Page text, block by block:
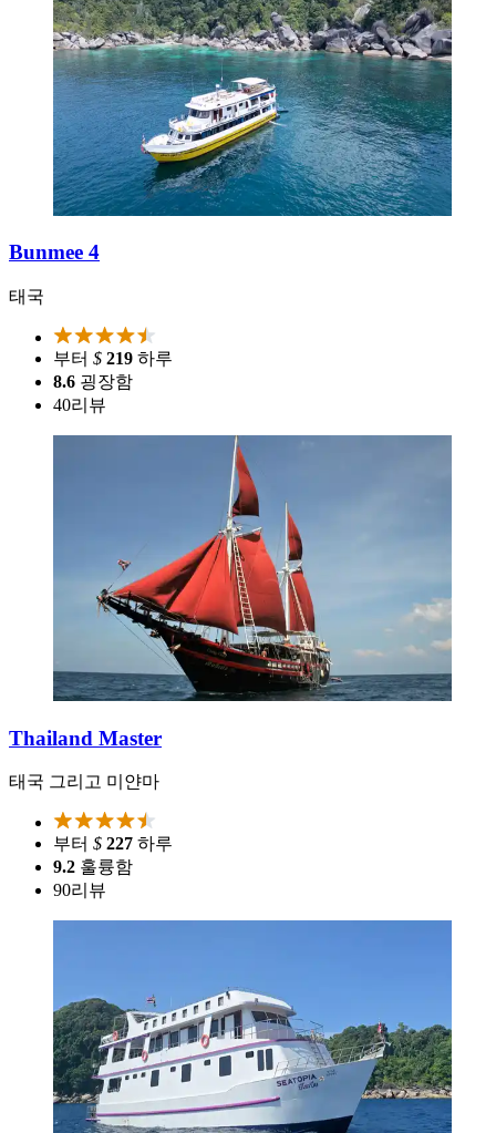
Bunmee 4
태국
부터 $ 219 하루
8.6 굉장함
40리뷰
Thailand Master
태국 그리고 미얀마
부터 $ 227 하루
9.2 훌륭함
90리뷰